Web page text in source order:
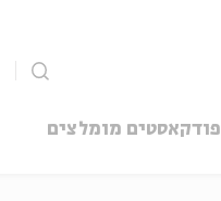
פודקאסטים מומלצים